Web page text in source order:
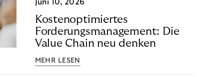
Juni 10, 2026
Kostenoptimiertes
Forderungsmanagement: Die
Value Chain neu denken
MEHR LESEN